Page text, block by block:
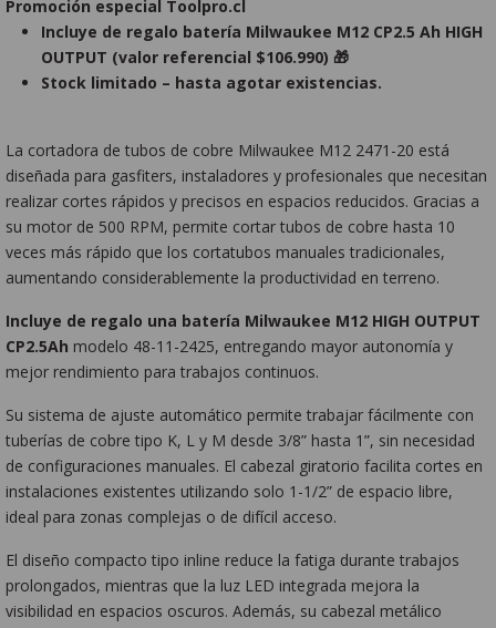
Promoción especial Toolpro.cl
Incluye de regalo batería Milwaukee M12 CP2.5 Ah HIGH
OUTPUT (valor referencial $106.990) 🎁
Stock limitado – hasta agotar existencias.
La cortadora de tubos de cobre Milwaukee M12 2471-20 está
diseñada para gasfiters, instaladores y profesionales que necesitan
realizar cortes rápidos y precisos en espacios reducidos. Gracias a
su motor de 500 RPM, permite cortar tubos de cobre hasta 10
veces más rápido que los cortatubos manuales tradicionales,
aumentando considerablemente la productividad en terreno.
Incluye de regalo una batería Milwaukee M12 HIGH OUTPUT
CP2.5Ah modelo 48-11-2425, entregando mayor autonomía y
mejor rendimiento para trabajos continuos.
Su sistema de ajuste automático permite trabajar fácilmente con
tuberías de cobre tipo K, L y M desde 3/8” hasta 1”, sin necesidad
de configuraciones manuales. El cabezal giratorio facilita cortes en
instalaciones existentes utilizando solo 1-1/2” de espacio libre,
ideal para zonas complejas o de difícil acceso.
El diseño compacto tipo inline reduce la fatiga durante trabajos
prolongados, mientras que la luz LED integrada mejora la
visibilidad en espacios oscuros. Además, su cabezal metálico